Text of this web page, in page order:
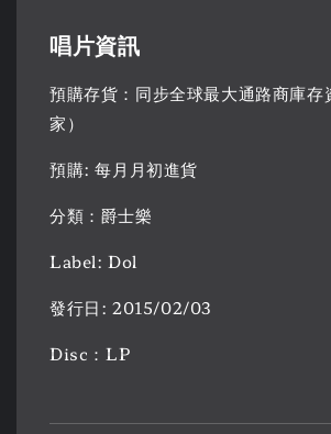
唱片資訊
預購存貨：同步全球最大通路商庫存
家）
預購: 每月月初進貨
分類：爵士樂
Label: Dol
發行日: 2015/02/03
Disc：LP